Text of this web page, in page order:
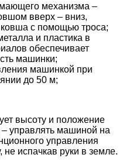
механизма –
вверх – вниз,
с помощью троса;
и пластика в
обеспечивает
машинки;
машинкой при
до 50 м;
высоту и положение
управлять машиной на
управления
испачкав руки в земле.